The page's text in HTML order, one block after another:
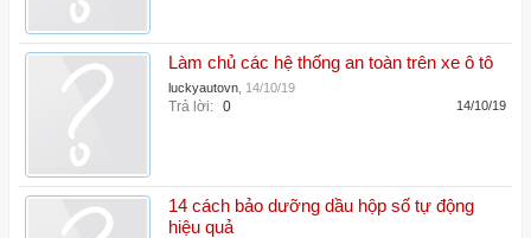
Làm chủ các hệ thống an toàn trên xe ô tô
luckyautovn 14/10/19
Trả lời: 0 14/10/19
14 cách bảo dưỡng dầu hộp số tự động
hiệu quả